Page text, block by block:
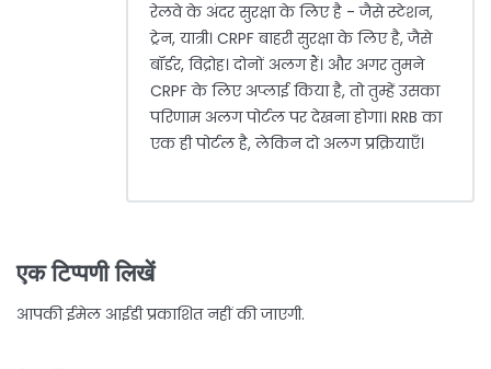
रेलवे के अंदर सुरक्षा के लिए है - जैसे स्टेशन,
ट्रेन, यात्री। CRPF बाहरी सुरक्षा के लिए है, जैसे
बॉर्डर, विद्रोह। दोनों अलग हैं। और अगर तुमने
CRPF के लिए अप्लाई किया है, तो तुम्हें उसका
परिणाम अलग पोर्टल पर देखना होगा। RRB का
एक ही पोर्टल है, लेकिन दो अलग प्रक्रियाएँ।
एक टिप्पणी लिखें
आपकी ईमेल आईडी प्रकाशित नहीं की जाएगी.